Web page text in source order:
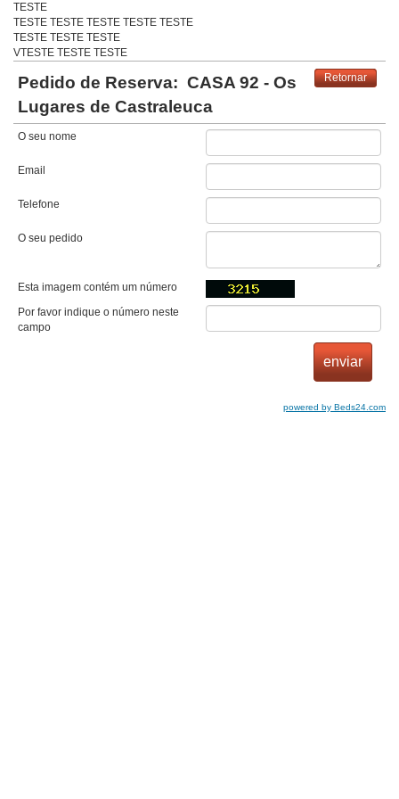
TESTE
TESTE TESTE TESTE TESTE TESTE
TESTE TESTE TESTE
VTESTE TESTE TESTE
Retornar
Pedido de Reserva: CASA 92 - Os
Lugares de Castraleuca
O seu nome
Email
Telefone
O seu pedido
Esta imagem contém um número
Por favor indique o número neste
campo
powered by Beds24.com